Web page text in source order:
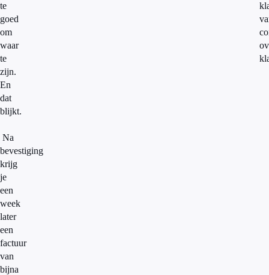
te
goed
om
waar
te
zijn.
En
dat
blijkt.
Na
bevestiging
krijg
je
een
week
later
een
factuur
van
bijna